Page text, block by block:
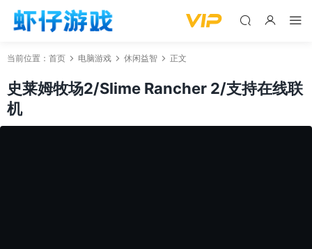
当前位置： 首页 电脑游戏 休闲益智 正文
史莱姆牧场2/Slime Rancher 2/支持在线联
机